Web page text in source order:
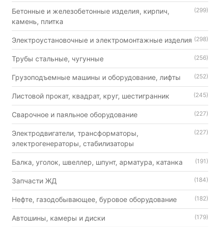
Бетонные и железобетонные изделия, кирпич,
камень, плитка
(299)
Электроустановочные и электромонтажные изделия (298)
Трубы стальные, чугунные (256)
Грузоподъемные машины и оборудование, лифты (252)
Листовой прокат, квадрат, круг, шестигранник (245)
Сварочное и паяльное оборудование (227)
Электродвигатели, трансформаторы,
электрогенераторы, стабилизаторы
(227)
Балка, уголок, швеллер, шпунт, арматура, катанка (191)
Запчасти ЖД (184)
Нефте, газодобывающее, буровое оборудование (182)
Автошины, камеры и диски (179)